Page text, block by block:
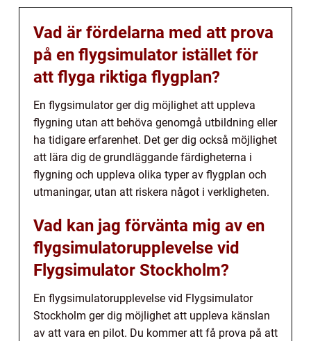
Vad är fördelarna med att prova
på en flygsimulator istället för
att flyga riktiga flygplan?
En flygsimulator ger dig möjlighet att uppleva
flygning utan att behöva genomgå utbildning eller
ha tidigare erfarenhet. Det ger dig också möjlighet
att lära dig de grundläggande färdigheterna i
flygning och uppleva olika typer av flygplan och
utmaningar, utan att riskera något i verkligheten.
Vad kan jag förvänta mig av en
flygsimulatorupplevelse vid
Flygsimulator Stockholm?
En flygsimulatorupplevelse vid Flygsimulator
Stockholm ger dig möjlighet att uppleva känslan
av att vara en pilot. Du kommer att få prova på att